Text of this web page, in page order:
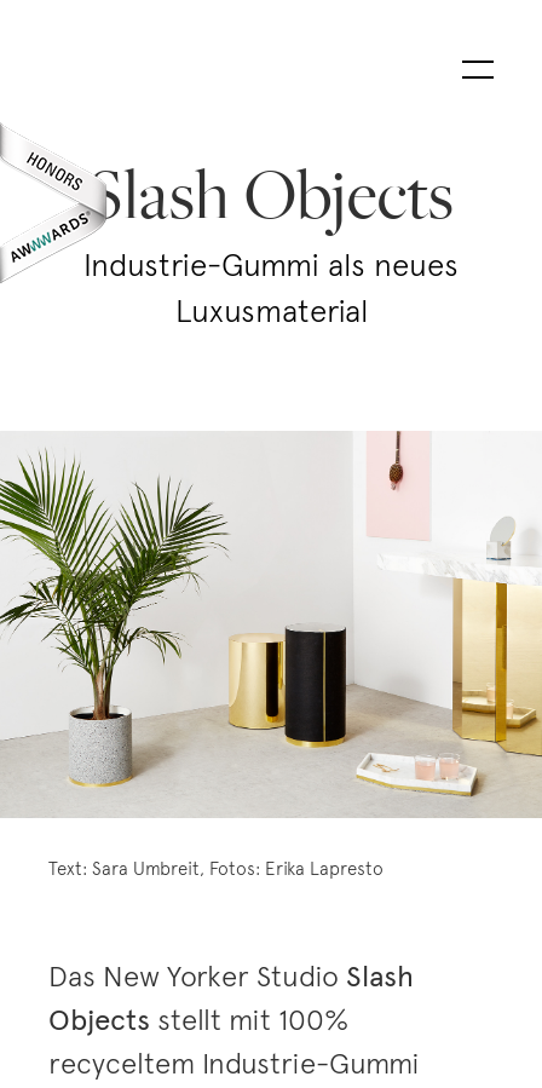
Slash Objects
Industrie-Gummi als neues
Luxusmaterial
Text: Sara Umbreit, Fotos: Erika Lapresto
Das New Yorker Studio Slash
Objects stellt mit 100%
recyceltem Industrie-Gummi